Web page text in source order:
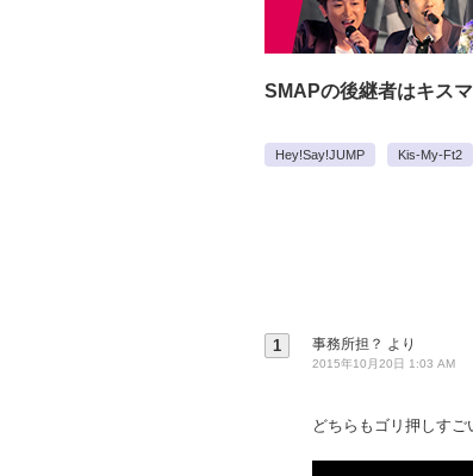
SMAPの後継者はキス
Hey!Say!JUMP Kis-My-Ft2
1 事務所担？ より
2015年10月20日 1:03 AM
どちらもゴリ押しす